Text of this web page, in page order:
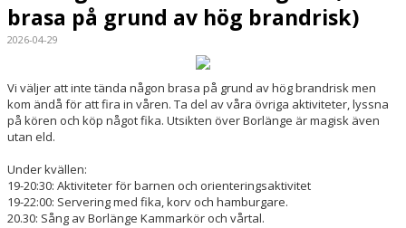
brasa på grund av hög brandrisk)
2026-04-29
Vi väljer att inte tända någon brasa på grund av hög brandrisk men
kom ändå för att fira in våren. Ta del av våra övriga aktiviteter, lyssna
på kören och köp något fika. Utsikten över Borlänge är magisk även
utan eld.
Under kvällen:
19-20:30: Aktiviteter för barnen och orienteringsaktivitet
19-22:00: Servering med fika, korv och hamburgare.
20.30: Sång av Borlänge Kammarkör och vårtal.